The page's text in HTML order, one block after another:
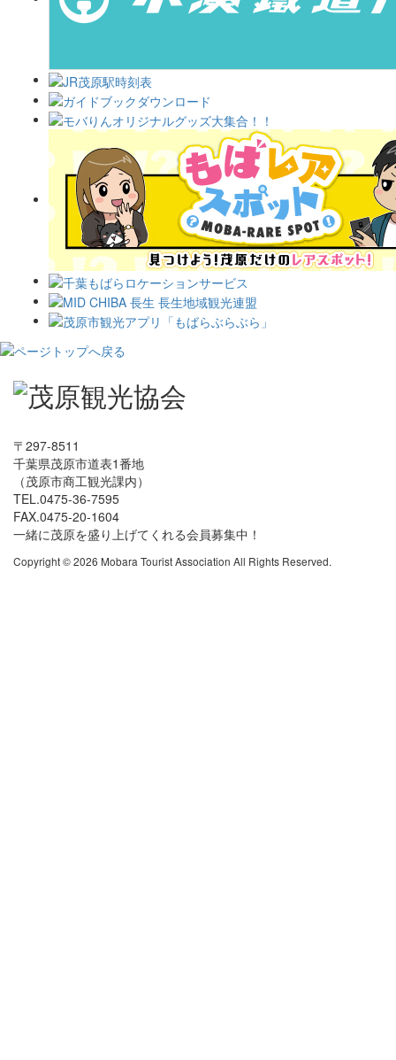
〒297-8511
千葉県茂原市道表1番地
（茂原市商工観光課内）
TEL.0475-36-7595
FAX.0475-20-1604
一緒に茂原を盛り上げてくれる会員募集中！
Copyright © 2026 Mobara Tourist Association All Rights Reserved.